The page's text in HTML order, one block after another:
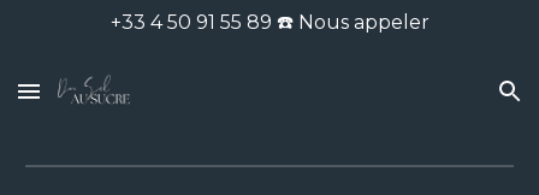
+33 4 50 91 55 89 ☎️ Nous appeler